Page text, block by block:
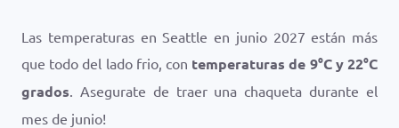
Las temperaturas en Seattle en junio 2027 están más
que todo del lado frio, con temperaturas de 9°Cy22°C
grados. Asegurate de traer una chaqueta durante el
mes de junio!